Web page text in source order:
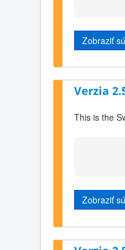
Zobraziť
Verzia
This is the
Zobraziť